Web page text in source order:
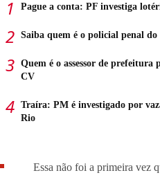
Pague a conta: PF investiga
Saiba quem é o policial penal
Quem é o assessor de
CV
Traíra: PM é investigado por
Rio
Essa não foi a primeira vez